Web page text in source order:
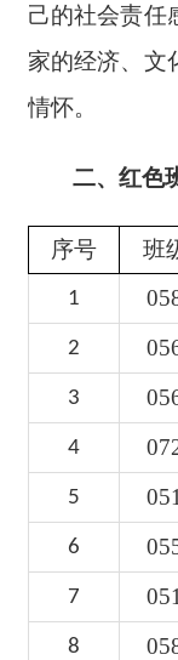
己的社会责任
家的经济、文
情怀。
二、 红色
序号 班
1
2
3
4
5
6
7
8